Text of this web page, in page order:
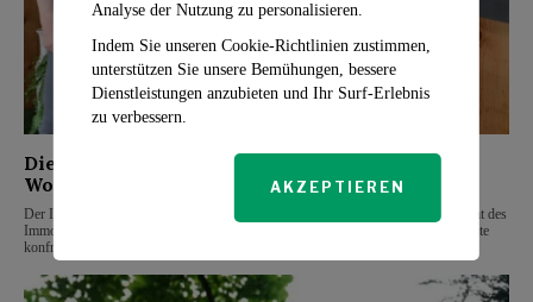
Die größte Herausforderung auf dem heutigen
Wohnungsmarkt: Die Knappheit
Der Immobilienmarkt steht vor zahlreichen Herausforderungen, aber nach Ansicht des
Immobilienmaklers Drew Scott ist der „größte Unterschied“, mit dem Käufer heute
konfrontiert sind, die
Analyse der Nutzung zu personalisieren.
Indem Sie unseren Cookie-Richtlinien zustimmen,
unterstützen Sie unsere Bemühungen, bessere
Dienstleistungen anzubieten und Ihr Surf-Erlebnis
zu verbessern.
AKZEPTIEREN